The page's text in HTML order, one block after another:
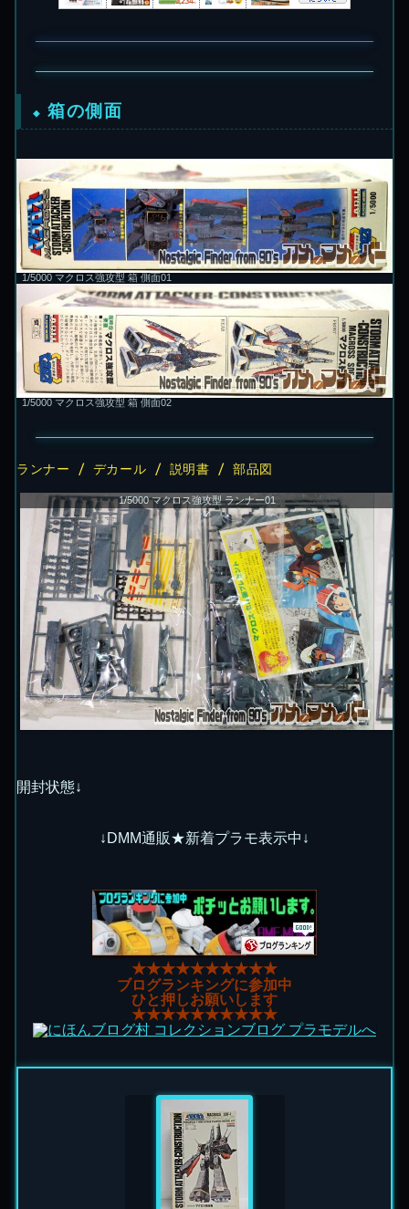
箱の側面
1/5000 マクロス強攻型 箱 側面01
1/5000 マクロス強攻型 箱 側面02
ランナー / デカール / 説明書 / 部品図
1/5000 マクロス強攻型 ランナー01
開封状態↓
↓DMM通販★新着プラモ表示中↓
★★★★★★★★★★
ブログランキングに参加中
ひと押しお願いします
★★★★★★★★★★